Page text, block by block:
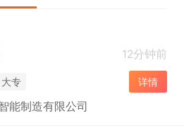
12分钟前
大专 详情
能制造有限公司